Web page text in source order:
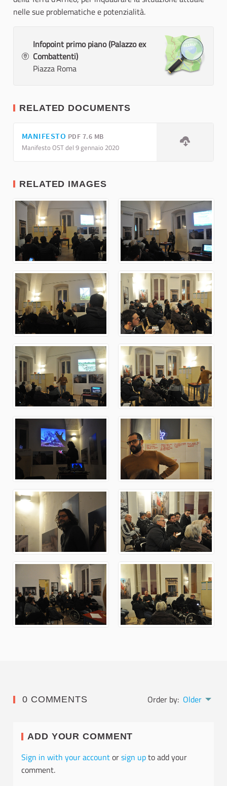
nelle sue problematiche e potenzialità.
Infopoint primo piano (Palazzo ex
Combattenti)
Piazza Roma
RELATED DOCUMENTS
MANIFESTO PDF 7.6 MB
Manifesto OST del 9 gennaio 2020
RELATED IMAGES
0 COMMENTS Order by: Older
ADD YOUR COMMENT
Sign in with your accountorsign upto add your
comment.